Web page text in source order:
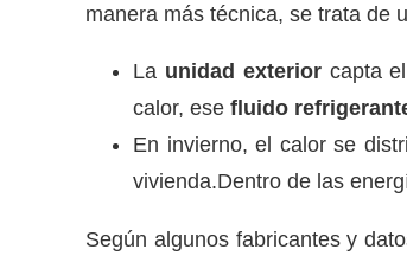
manera más técnica, se trata de
La unidad exteriorcapta el
calor, ese fluido
En invierno, el calor se
vivienda.Dentro de las
Según algunos fabricantes y